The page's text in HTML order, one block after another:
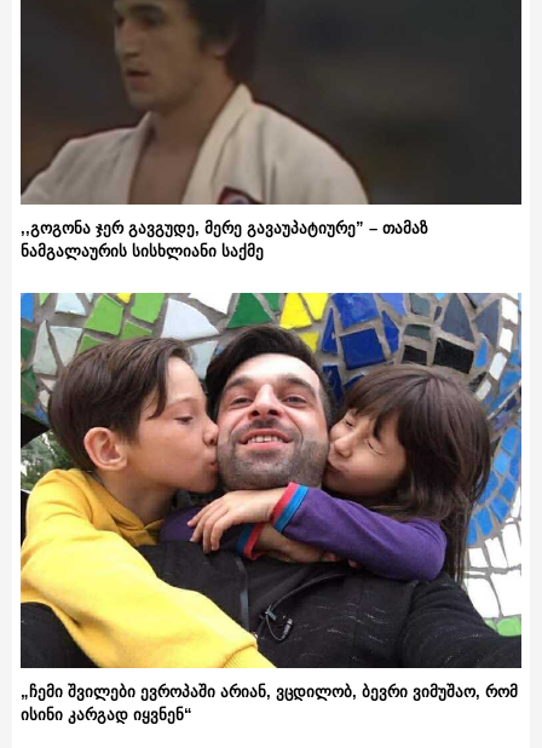
,,გოგონა ჯერ გავგუდე, მერე გავაუპატიურე” – თამაზ
ნამგალაურის სისხლიანი საქმე
„ჩემი შვილები ევროპაში არიან, ვცდილობ, ბევრი ვიმუშაო, რომ
ისინი კარგად იყვნენ“